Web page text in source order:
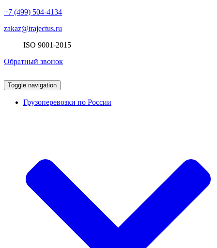
+7 (499) 504-4134
zakaz@trajectus.ru
ISO 9001-2015
Обратный звонок
Toggle navigation
Грузоперевозки по России